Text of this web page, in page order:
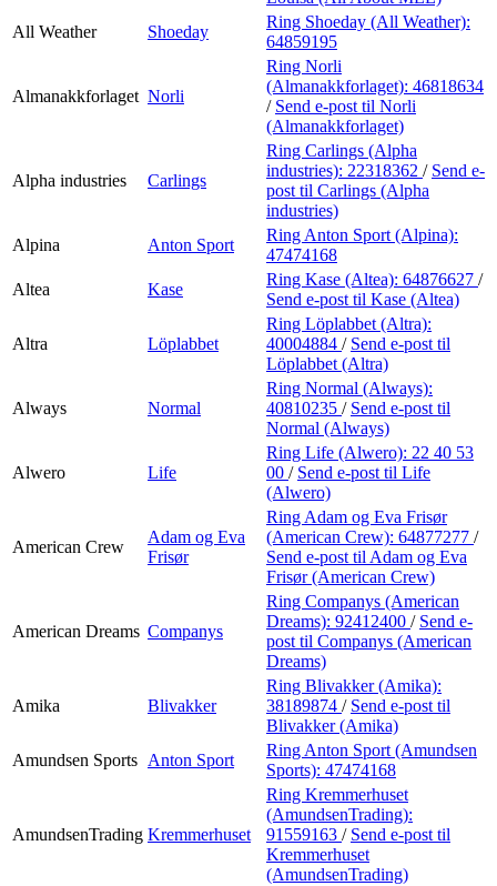
All Weather
Shoeday
Ring Shoeday (All Weather):
64859195
Almanakkforlaget Norli
Ring Norli
(Almanakkforlaget): 46818634
/ Send e-post til Norli
(Almanakkforlaget)
Alpha industries Carlings
Ring Carlings (Alpha
industries): 22318362 / Send e-
post til Carlings (Alpha
industries)
Alpina
Anton Sport
Ring Anton Sport (Alpina):
47474168
Altea
Kase
Ring Kase (Altea): 64876627 /
Send e-post til Kase (Altea)
Altra Löplabbet
Ring Löplabbet (Altra):
40004884 / Send e-post til
Löplabbet (Altra)
Always Normal
Ring Normal (Always):
40810235 / Send e-post til
Normal (Always)
Alwero Life
Ring Life (Alwero): 22 40 53
00 / Send e-post til Life
(Alwero)
American Crew
Adam og Eva
Frisør
Ring Adam og Eva Frisør
(American Crew): 64877277 /
Send e-post til Adam og Eva
Frisør (American Crew)
American Dreams Companys
Ring Companys (American
Dreams): 92412400 / Send e-
post til Companys (American
Dreams)
Amika Blivakker
Ring Blivakker (Amika):
38189874 / Send e-post til
Blivakker (Amika)
Amundsen Sports Anton Sport
Ring Anton Sport (Amundsen
Sports): 47474168
AmundsenTrading Kremmerhuset
Ring Kremmerhuset
(AmundsenTrading):
91559163 / Send e-post til
Kremmerhuset
(AmundsenTrading)